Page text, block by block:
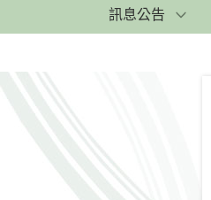
訊息公告